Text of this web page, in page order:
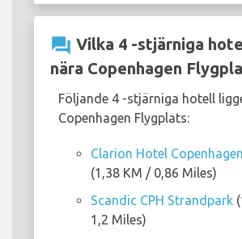
question_answer Vilka 4 -stjärniga
nära Copenhagen
Följande 4 -stjärniga hotell
Copenhagen Flygplats:
Clarion Hotel
(1,38 KM / 0,86 Miles)
Scandic CPH Strandpark
1,2 Miles)